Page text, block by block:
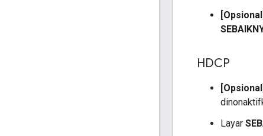
[Opsional]
HDCP
[Opsional]
Layar